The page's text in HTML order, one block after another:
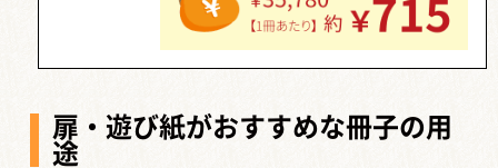
扉・遊び紙がおすすめな冊子の用
途